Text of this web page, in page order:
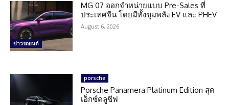
ข่าวรถยนต์
MG 07 ออกจำหน่ายแบบ Pre-Sales ที่
ประเทศจีน โดยมีทั้งขุมพลัง EV และ PHEV
August 6, 2026
porsche
Porsche Panamera Platinum Edition สุด
เอ็กซ์คลูซีฟ